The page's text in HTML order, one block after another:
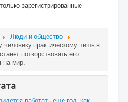
зарегистрированные
Люди и общество
человеку практическому лишь в
потворствовать его
на мир.
работать еще год, как